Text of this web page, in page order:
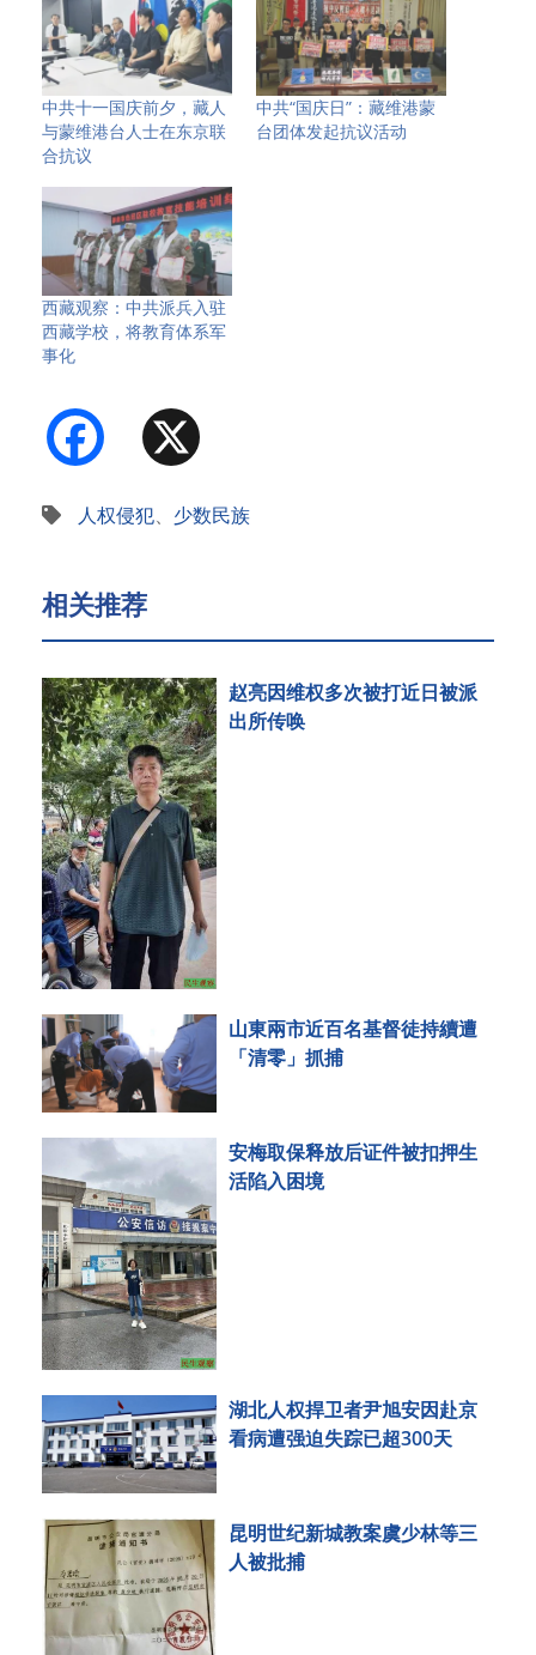
中共十一国庆前夕，藏人
与蒙维港台人士在东京联
合抗议
中共“国庆日”：藏维港蒙
台团体发起抗议活动
西藏观察：中共派兵入驻
西藏学校，将教育体系军
事化
Facebook
人权侵犯、 少数民族
相关推荐
赵亮因维权多次被打近日被派
出所传唤
山東兩市近百名基督徒持續遭
「清零」抓捕
安梅取保释放后证件被扣押生
活陷入困境
湖北人权捍卫者尹旭安因赴京
看病遭强迫失踪已超300天
昆明世纪新城教案虞少林等三
人被批捕